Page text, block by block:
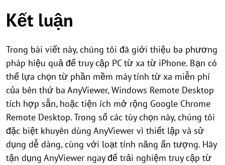
Kết luận
Trong bài viết này, chúng tôi đã giới thiệu ba phương
pháp hiệu quả để truy cập PC từ xa từ iPhone. Bạn có
thể lựa chọn từ phần mềm máy tính từ xa miễn phí
của bên thứ ba AnyViewer, Windows Remote Desktop
tích hợp sẵn, hoặc tiện ích mở rộng Google Chrome
Remote Desktop. Trong số các tùy chọn này, chúng tôi
đặc biệt khuyên dùng AnyViewer vì thiết lập và sử
dụng dễ dàng, cùng với loạt tính năng ấn tượng. Hãy
tận dụng AnyViewer ngay để trải nghiệm truy cập từ